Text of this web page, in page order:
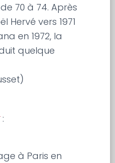
70 à 74. Après
Hervé vers 1971
en 1972, la
quelque
:
à Paris en